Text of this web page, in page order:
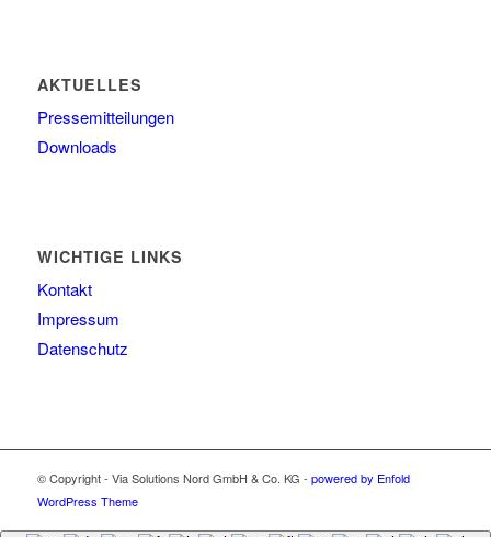
AKTUELLES
Pressemitteilungen
Downloads
WICHTIGE LINKS
Kontakt
Impressum
Datenschutz
© Copyright - Via Solutions Nord GmbH & Co. KG - powered by Enfold
WordPress Theme